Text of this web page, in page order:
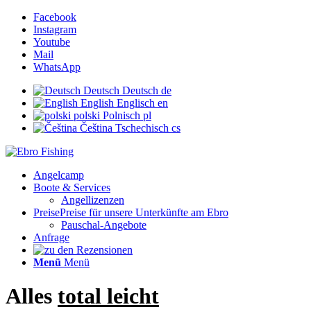
Facebook
Instagram
Youtube
Mail
WhatsApp
Deutsch Deutsch de
English Englisch en
polski Polnisch pl
Čeština Tschechisch cs
Angelcamp
Boote & Services
Angellizenzen
PreisePreise für unsere Unterkünfte am Ebro
Pauschal-Angebote
Anfrage
Menü Menü
Alles total leicht